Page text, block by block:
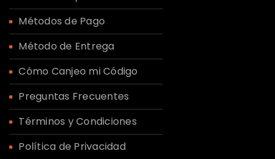
Métodos de Pago
Método de Entrega
Cómo Canjeo mi Código
Preguntas Frecuentes
Términos y Condiciones
Política de Privacidad